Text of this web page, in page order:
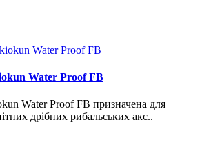
Water Proof FB
Water Proof FB призначена для
дрібних рибальських акс..